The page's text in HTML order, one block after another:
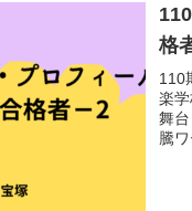
格
110
楽
舞
騰